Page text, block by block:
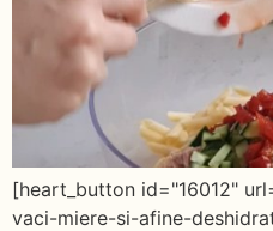
[heart_button id="16012"
vaci-miere-si-afine-